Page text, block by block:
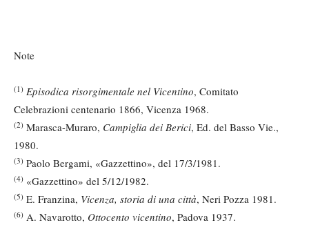
Note
(1) Episodica risorgimentale nel Vicentino, Comitato
Celebrazioni centenario 1866, Vicenza 1968.
(2) Marasca-Muraro, Campiglia dei Berici, Ed. del Basso Vie.,
1980.
(3) Paolo Bergami, «Gazzettino», del 17/3/1981.
(4) «Gazzettino» del 5/12/1982.
(5) E. Franzina, Vicenza, storia di una città, Neri Pozza 1981.
(6) A. Navarotto, Ottocento vicentino, Padova 1937.